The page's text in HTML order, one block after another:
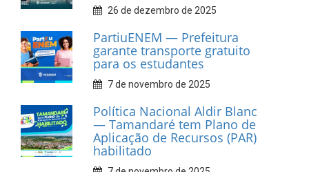
Prefeitura de Tamandaré
fortalece apoio aos
catadores de materiais
recicláveis
9 de fevereiro de 2026
Prefeitura de Tamandaré
reforça diálogo e
compromisso com a
valorização da educação
7 de fevereiro de 2026